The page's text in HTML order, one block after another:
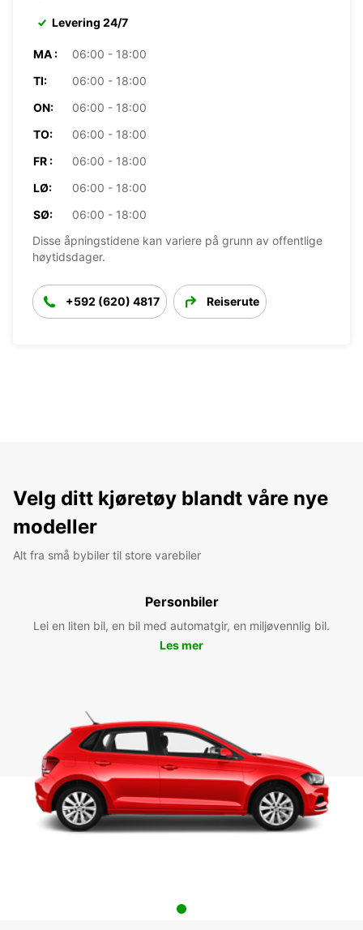
Levering 24/7
MA :
06:00 - 18:00
TI:
06:00 - 18:00
ON:
06:00 - 18:00
TO:
06:00 - 18:00
FR :
06:00 - 18:00
LØ:
06:00 - 18:00
SØ:
06:00 - 18:00
Disse åpningstidene kan variere på grunn av offentlige
høytidsdager.
+592 (620) 4817 Reiserute
Velg ditt kjøretøy blandt våre nye
modeller
Alt fra små bybiler til store varebiler
Personbiler
Lei en liten bil, en bil med automatgir, en miljøvennlig bil.
Les mer